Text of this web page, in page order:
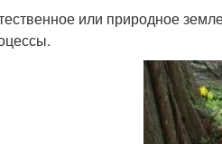
или природное